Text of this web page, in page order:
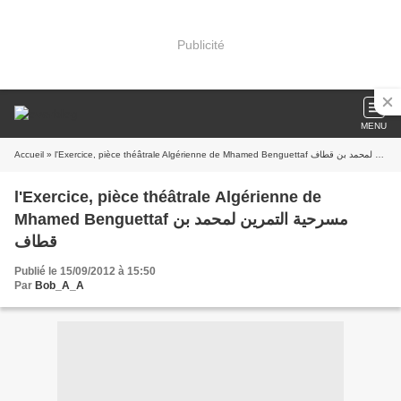
Publicité
MENU
Accueil » l'Exercice, pièce théâtrale Algérienne de Mhamed Benguettaf مسرحية التمرين لمحمد بن قطاف
l'Exercice, pièce théâtrale Algérienne de
Mhamed Benguettaf مسرحية التمرين لمحمد بن
قطاف
Publié le 15/09/2012 à 15:50
Par Bob_A_A